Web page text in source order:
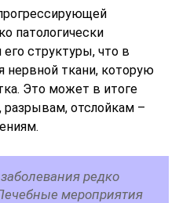
патологически
его структуры, что в
нервной ткани, которую
Это может в итоге
отслойкам –
редко
мероприятия